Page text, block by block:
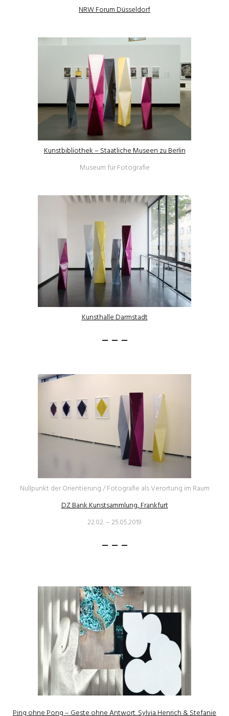
NRW Forum Düsseldorf
Kunstbibliothek – Staatliche Museen zu Berlin
Museum für Fotografie
Kunsthalle Darmstadt
– – –
Nullpunkt der Orientierung / Fotografie als Verortung im Raum
DZ Bank Kunstsammlung, Frankfurt
22.02. – 25.05.2019
– – –
Ping ohne Pong – Geste ohne Antwort. Sylvia Henrich & Stefanie